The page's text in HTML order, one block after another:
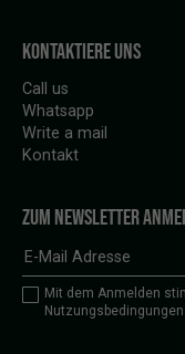
KONTAKTIERE UNS
Call us
Whatsapp
Write a mail
Kontakt
ZUM NEWSLETTER
Mit dem Anmelden
Nutzungsbedingungen